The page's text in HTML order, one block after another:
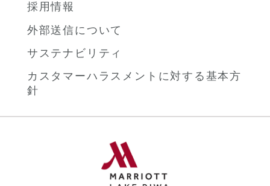
採用情報
外部送信について
サステナビリティ
カスタマーハラスメントに対する基本方
針